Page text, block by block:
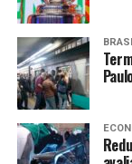
em abril para a
e início dos
luto, o brasileiro
quartas de final.
Fonte:Agência